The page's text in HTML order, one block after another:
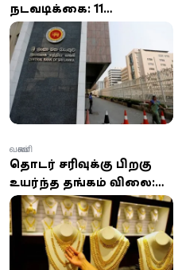
நடவடிக்கை: 11
நிறுவனங்களுக்கு ரூ.
14.6 மில்லியன் அபராதம்!
தொடர் சரிவுக்கு பிறகு
உயர்ந்த தங்கம் விலை:
இன்றைய நிலவரம்
இதோ!
வணிகம்